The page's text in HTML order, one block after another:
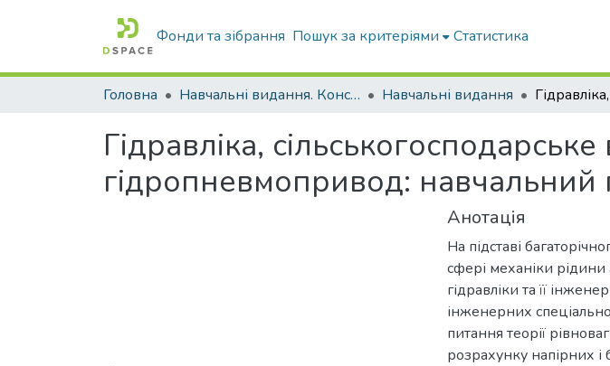
Фонди та зібрання Пошук за критеріями Статистика
Головна Навчальні видання. Конспекти лекцій Навчальні видання
Гідравліка,
гідропневмопривод: навчальний
Анотація
На підставі
сфері механіки рідини
гідравліки та її
інженерних
питання теорії
розрахунку напірних і